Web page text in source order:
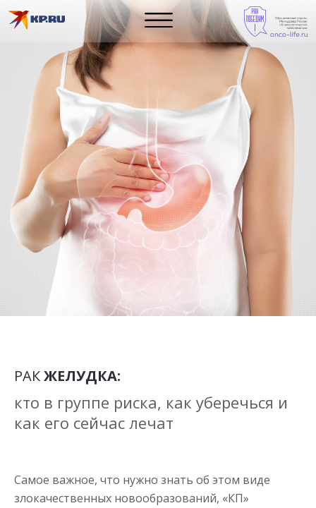
РАКЖЕЛУДКА:
кто в группе риска, как уберечься и
как его сейчас лечат
Самое важное, что нужно знать об этом виде
злокачественных новообразований, «КП»